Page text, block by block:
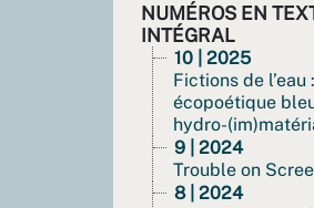
NUMÉROS EN
INTÉGRAL
10 | 2025
Fictions de l’eau :
écopoétique
hydro-
9 | 2024
Trouble on
8 | 2024